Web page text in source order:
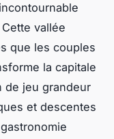
vallée
que les couples
la capitale
de jeu grandeur
et descentes